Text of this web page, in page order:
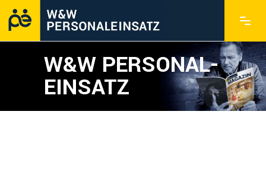
W&W PERSONAL­
EINSATZ